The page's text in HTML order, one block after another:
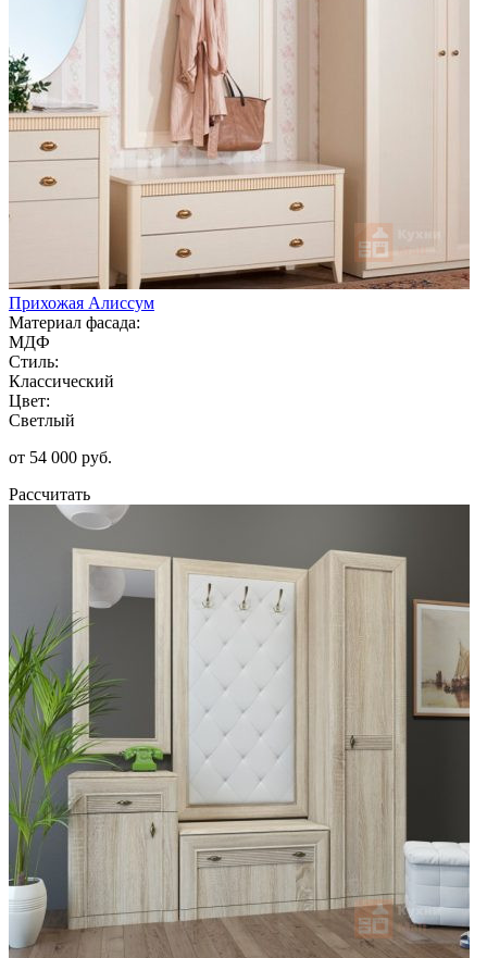
Прихожая Алиссум
Материал фасада:
МДФ
Стиль:
Классический
Цвет:
Светлый
от 54 000 руб.
Рассчитать